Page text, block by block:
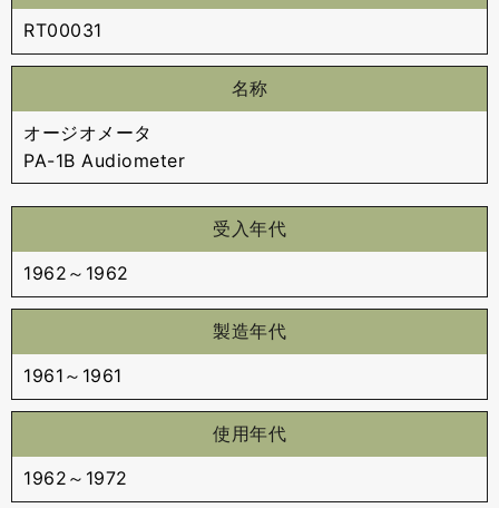
RT00031
名称
オージオメータ
PA-1B Audiometer
受入年代
1962～1962
製造年代
1961～1961
使用年代
1962～1972